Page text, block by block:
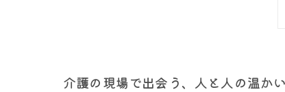
介護の現場で出会う、人と人の温か